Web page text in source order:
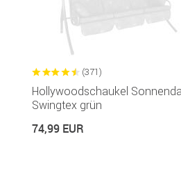
(371)
Hollywoodschaukel
Swingtex grün
74,99 EUR